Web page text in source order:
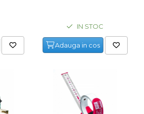
IN STOC
Adauga in cos